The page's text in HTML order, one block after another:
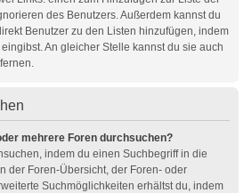
des Benutzers. Außerdem kannst du
Benutzer zu den Listen hinzufügen, indem
An gleicher Stelle kannst du sie auch
mehrere Foren durchsuchen?
indem du einen Suchbegriff in die
der Foren-Übersicht, der Foren- oder
Suchmöglichkeiten erhältst du, indem